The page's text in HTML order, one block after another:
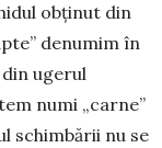
obținut din
denumim în
ugerul
numi „carne”
schimbării nu se